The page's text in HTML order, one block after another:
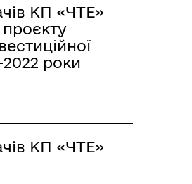
КП «ЧТЕ»
роки
КП «ЧТЕ»